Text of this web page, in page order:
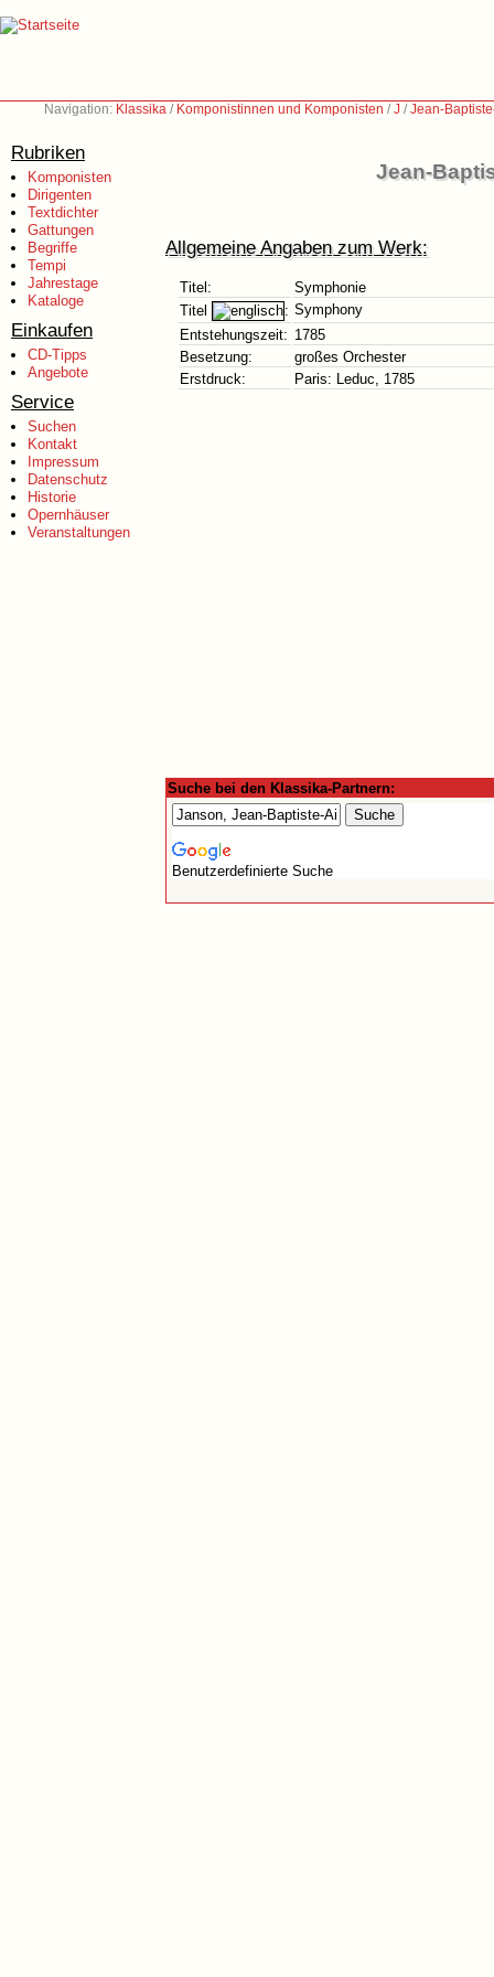
Navigation: Klassika / Komponistinnen und Komponisten /J /Jean-
Rubriken
Komponisten
Dirigenten
Textdichter
Gattungen
Begriffe
Tempi
Jahrestage
Kataloge
Einkaufen
CD-Tipps
Angebote
Service
Suchen
Kontakt
Impressum
Datenschutz
Historie
Opernhäuser
Veranstaltungen
Jean-
Allgemeine Angaben zum Werk:
Titel:
Symphonie
Titel
: Symphony
Entstehungszeit: 1785
Besetzung:
großes Orchester
Erstdruck:
Paris: Leduc, 1785
Suche bei den Klassika-Partnern:
Benutzerdefinierte Suche